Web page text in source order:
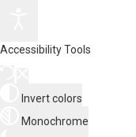
Accessibility Tools
Invert colors
Monochrome